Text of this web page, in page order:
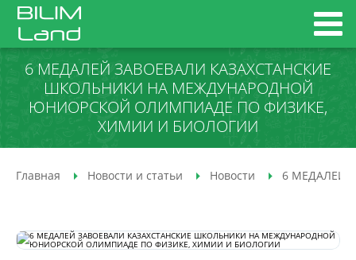
6 МЕДАЛЕЙ ЗАВОЕВАЛИ КАЗАХСТАНСКИЕ
ШКОЛЬНИКИ НА МЕЖДУНАРОДНОЙ
ЮНИОРСКОЙ ОЛИМПИАДЕ ПО ФИЗИКЕ,
ХИМИИ И БИОЛОГИИ
Главная Новости и статьи Новости 6 МЕДАЛЕЙ